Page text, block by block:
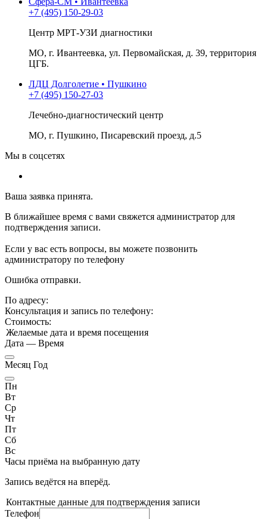
+7 (495) 150-29-03
Центр МРТ-УЗИ диагностики
МО, г. Ивантеевка, ул. Первомайская, д. 39, территория
ЦГБ.
ЛДЦ Долголетие • Пушкино
+7 (495) 150-27-03
Лечебно-диагностический центр
МО, г. Пушкино, Писаревский проезд, д.5
Мы в соцсетях
Ваша заявка принята.
В ближайшее время с вами свяжется администратор для
подтверждения записи.
Если у вас есть вопросы, вы можете позвонить
администратору по телефону
Ошибка отправки.
По адресу:
Консультация и запись по телефону:
Стоимость:
Желаемые дата и время посещения
Дата — Время
Месяц Год
Пн
Вт
Ср
Чт
Пт
Сб
Вс
Часы приёма на выбранную дату
Запись ведётся на вперёд.
Контактные данные для подтверждения записи
Телефон